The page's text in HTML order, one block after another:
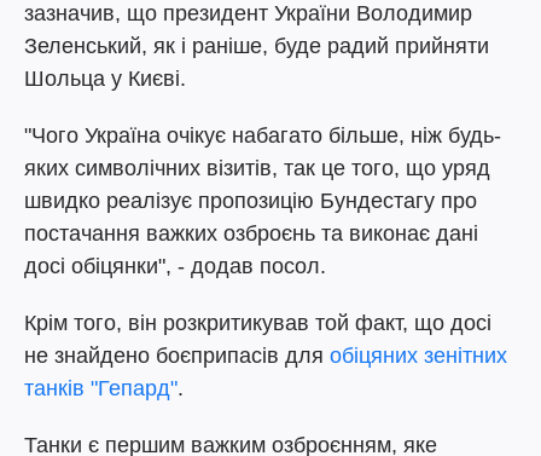
зазначив, що президент України Володимир
Зеленський, як і раніше, буде радий прийняти
Шольца у Києві.
"Чого Україна очікує набагато більше, ніж будь-
яких символічних візитів, так це того, що уряд
швидко реалізує пропозицію Бундестагу про
постачання важких озброєнь та виконає дані
досі обіцянки", - додав посол.
Крім того, він розкритикував той факт, що досі
не знайдено боєприпасів для обіцяних зенітних
танків "Гепард".
Танки є першим важким озброєнням, яке